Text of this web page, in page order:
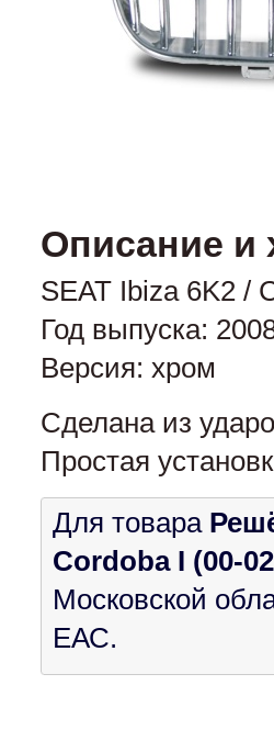
Описание и
SEAT Ibiza 6K2 /
Год выпуска:
Версия: хром
Сделана из
Простая
Для товара
Cordoba I (00-
Московской
ЕАС.